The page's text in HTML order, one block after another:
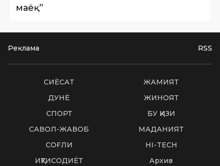
маёқ”
Реклама RSS
СИËСАТ
ЖАМИЯТ
ДУНË
ЖИНОЯТ
СПОРТ
БУ ҚИЗИҚ
САВОЛ-ЖАВОБ
МАДАНИЯТ
СОҒЛИҚ
HI-TECH
ИҚТИСОДИЁТ
Архив